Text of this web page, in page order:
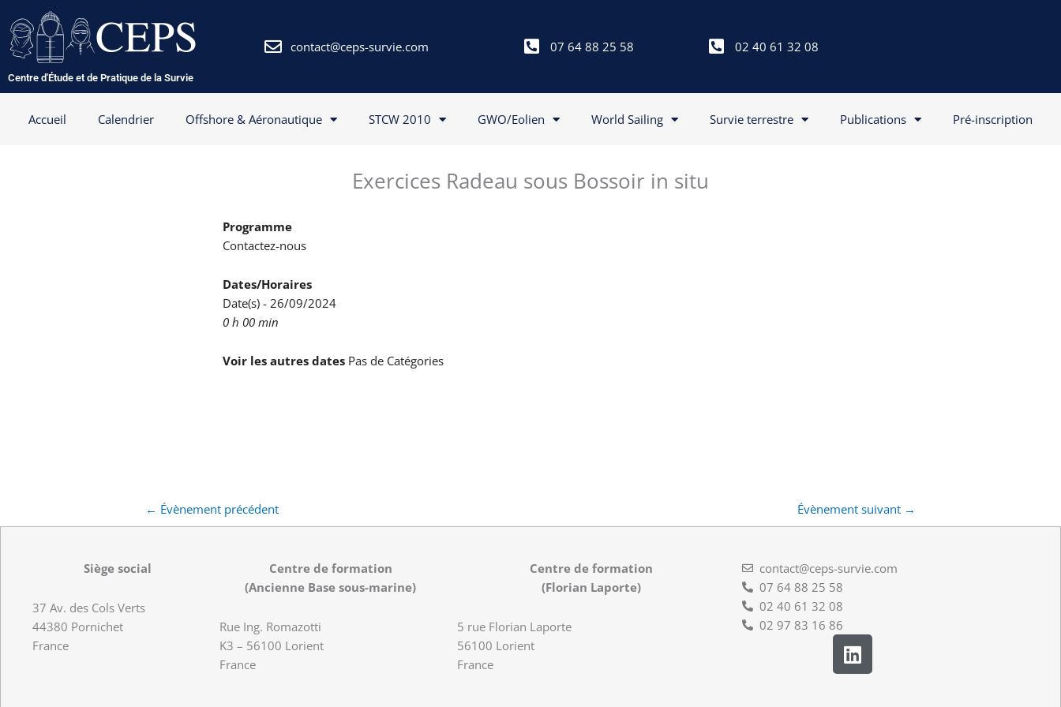
au
contenu
Centre d'Étude et de Pratique de la Survie
contact@ceps-survie.com 07 64 88 25 58 02 40 61 32 08
Accueil Calendrier Offshore & Aéronautique STCW 2010 GWO/Eolien World Sailing Survie terrestre Publications Pré-inscription
Exercices Radeau sous Bossoir in situ
Programme
Contactez-nous
Dates/Horaires
Date(s) - 26/09/2024
0 h 00 min
Voir les autres dates Pas de Catégories
← Évènement précédent Évènement suivant →
Siège social
37 Av. des Cols Verts
44380 Pornichet
France
Centre de formation
(Ancienne Base sous-marine)
Rue Ing. Romazotti
K3 – 56100 Lorient
France
Centre de formation
(Florian Laporte)
5 rue Florian Laporte
56100 Lorient
France
contact@ceps-survie.com
07 64 88 25 58
02 40 61 32 08
02 97 83 16 86
L
i
n